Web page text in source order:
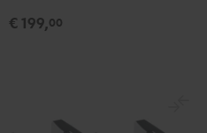
(Paar)(Paar)
€ 199,00